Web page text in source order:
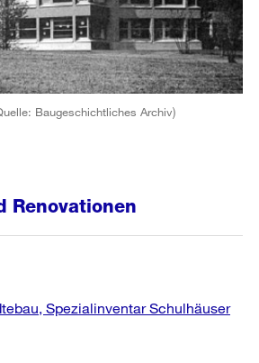
Baugeschichtliches Archiv)
Renovationen
Spezialinventar Schulhäuser